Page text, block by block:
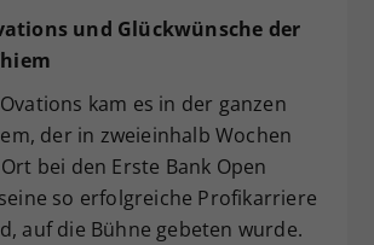
und Glückwünsche der
kam es in der ganzen
der in zweieinhalb Wochen
bei den Erste Bank Open
so erfolgreiche Profikarriere
auf die Bühne gebeten wurde.